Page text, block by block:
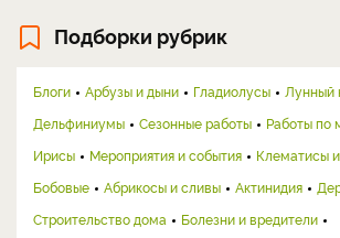
Подборки рубрик
Блоги Арбузы и дыни Гладиолусы
Лунный
Дельфиниумы
Сезонные работы
Работы по
Ирисы
Мероприятия и события
Клематисы
Бобовые
Абрикосы и сливы Актинидия
Строительство дома
Болезни и вредители